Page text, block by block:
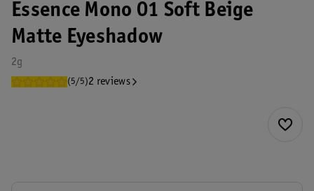
Essence Mono 01 Soft Beige
Matte Eyeshadow
2g
(5/5)2 reviews